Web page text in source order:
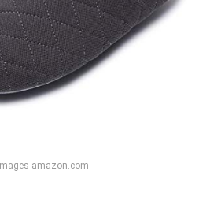
amazon.com